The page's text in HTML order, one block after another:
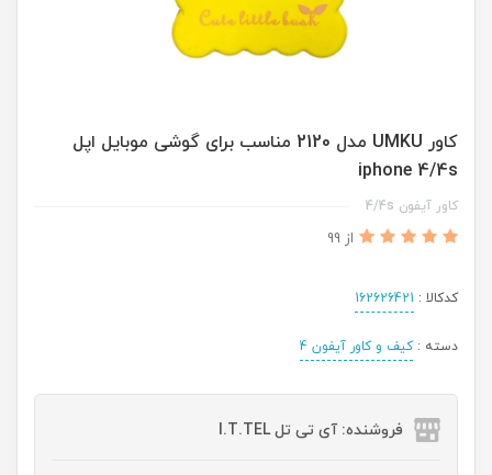
کاور UMKU مدل 2120 مناسب برای گوشی موبایل اپل
iphone 4/4s
کاور آیفون 4/4s
از 99
کدکالا : 162626421
دسته :کیف و کاور آیفون 4
فروشنده: آی تی تل I.T.TEL